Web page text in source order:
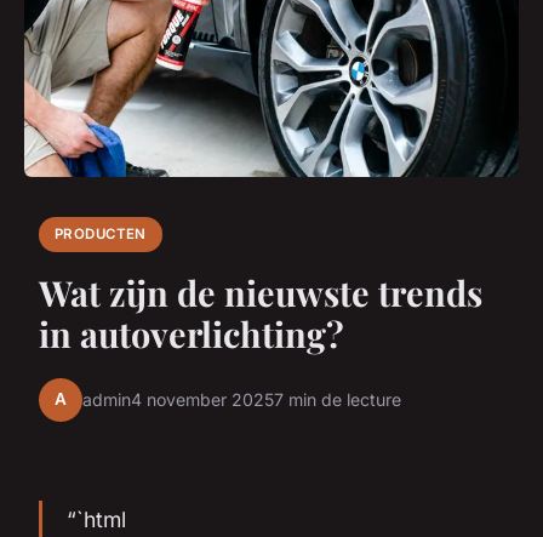
PRODUCTEN
Wat zijn de nieuwste trends
in autoverlichting?
A admin4 november 20257 min de lecture
“`html